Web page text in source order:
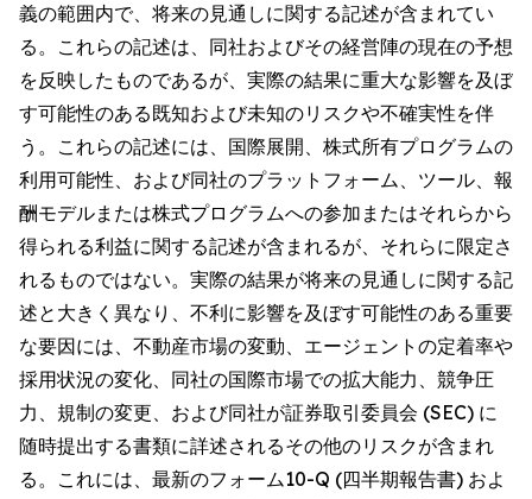
義の範囲内で、将来の見通しに関する記述が含まれてい
る。これらの記述は、同社およびその経営陣の現在の予想
を反映したものであるが、実際の結果に重大な影響を及ぼ
す可能性のある既知および未知のリスクや不確実性を伴
う。これらの記述には、国際展開、株式所有プログラムの
利用可能性、および同社のプラットフォーム、ツール、報
酬モデルまたは株式プログラムへの参加またはそれらから
得られる利益に関する記述が含まれるが、それらに限定さ
れるものではない。実際の結果が将来の見通しに関する記
述と大きく異なり、不利に影響を及ぼす可能性のある重要
な要因には、不動産市場の変動、エージェントの定着率や
採用状況の変化、同社の国際市場での拡大能力、競争圧
力、規制の変更、および同社が証券取引委員会 (SEC) に
随時提出する書類に詳述されるその他のリスクが含まれ
る。これには、最新のフォーム10-Q (四半期報告書) およ